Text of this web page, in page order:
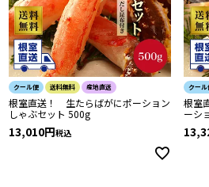
クール便 送料無料 産地直送
根室直送！ 生たらばがにポーション
しゃぶセット 500g
13,010 税込
クール
根室
ーシ